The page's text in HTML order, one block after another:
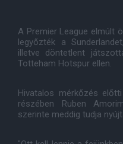
A Premier League elmúlt
legyőzték a
illetve döntetlent
Totteham Hotspur ellen.
Hivatalos mérkőzés
részében Ruben
szerinte meddig tudja